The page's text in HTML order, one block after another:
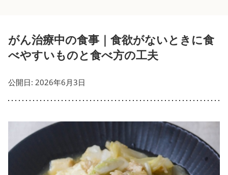
がん治療中の食事｜食欲がないときに食
べやすいものと食べ方の工夫
公開日: 2026年6月3日